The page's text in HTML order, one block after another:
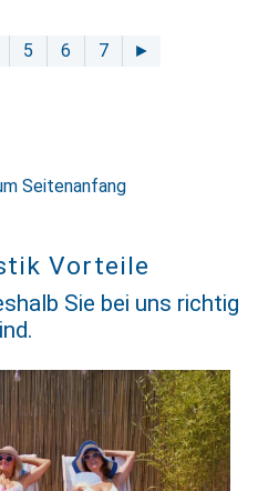
5 6 7 ►
Seitenanfang
Vorteile
Sie bei uns richtig